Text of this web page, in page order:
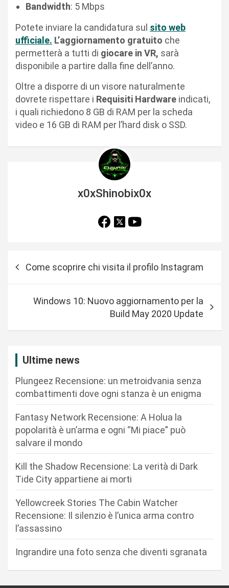
Bandwidth: 5 Mbps
Potete inviare la candidatura sul sito web
ufficiale. L’aggiornamento gratuito che
permetterà a tutti di giocare in VR, sarà
disponibile a partire dalla fine dell’anno.
Oltre a disporre di un visore naturalmente
dovrete rispettare i Requisiti Hardware indicati,
i quali richiedono 8 GB di RAM per la scheda
video e 16 GB di RAM per l’hard disk o SSD.
x0xShinobix0x
Come scoprire chi visita il profilo Instagram
Windows 10: Nuovo aggiornamento per la
Build May 2020 Update
Ultime news
Plungeez Recensione: un metroidvania senza
combattimenti dove ogni stanza è un enigma
Fantasy Network Recensione: A Holua la
popolarità è un’arma e ogni “Mi piace” può
salvare il mondo
Kill the Shadow Recensione: La verità di Dark
Tide City appartiene ai morti
Yellowcreek Stories The Cabin Watcher
Recensione: Il silenzio è l’unica arma contro
l’assassino
Ingrandire una foto senza che diventi sgranata